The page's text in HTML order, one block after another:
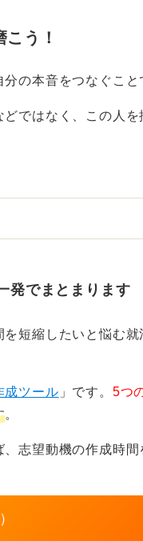
う！
の本音をつなぐこと
ではなく、この人を
う貢献したいかの3
き方などを調べ、自
。
方です。
面接官に共に働くイ
れれば、志望理由は
発でまとまります
短縮したいと悩む就
成ツール 」です。 5つ
。
志望動機の作成時間